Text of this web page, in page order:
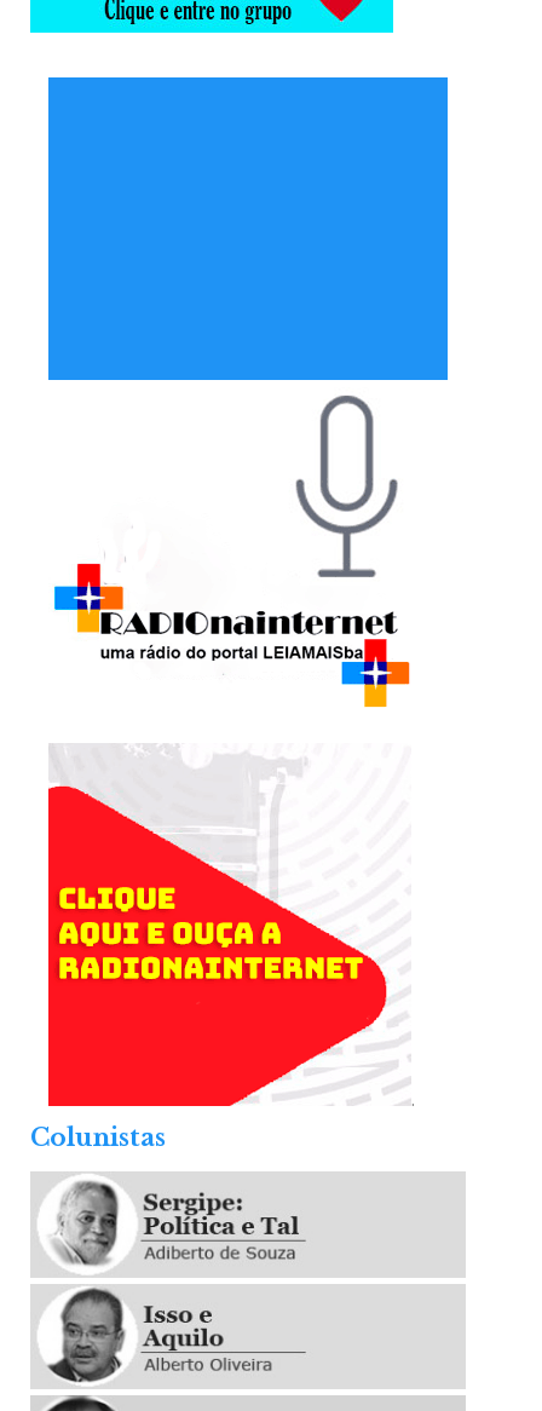
.
Colunistas